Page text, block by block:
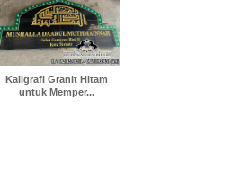
Kaligrafi Granit Hitam
untuk Memper...